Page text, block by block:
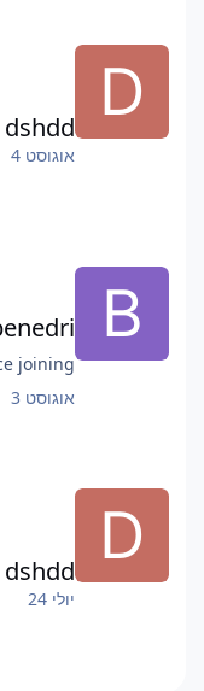
dshdd
אוגוסט 4
joining
אוגוסט 3
dshdd
יולי 24